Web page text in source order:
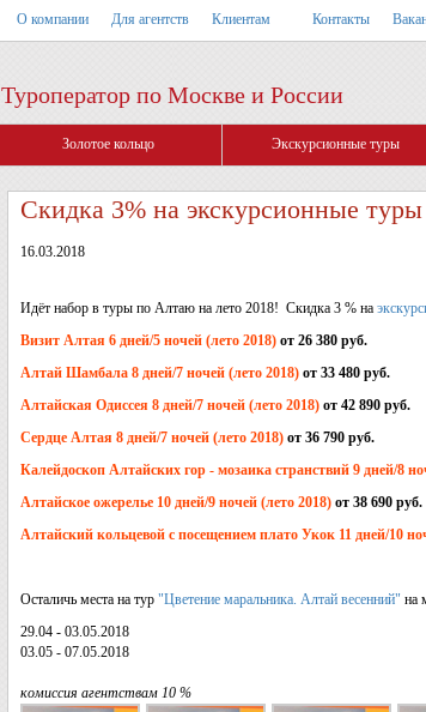
О компании Для агентств Клиентам Контакты
Туроператор по Москве и России
Золотое кольцо Экскурсионные туры
Скидка 3% на экскурсионные
16.03.2018
Идёт набор в туры по Алтаю на лето 2018! Скидка 3 % на
Визит Алтая 6 дней/5 ночей (лето 2018) от 26 380 руб.
Алтай Шамбала 8 дней/7 ночей (лето 2018) от 33 480 руб.
Алтайская Одиссея 8 дней/7 ночей (лето 2018) от 42 890 руб.
Сердце Алтая 8 дней/7 ночей (лето 2018) от 36 790 руб.
Калейдоскоп Алтайских гор - мозаика странствий 9 дней/8
Алтайское ожерелье 10 дней/9 ночей (лето 2018) от 38 690 руб.
Алтайский кольцевой с посещением плато Укок 11 дней/10
Осталичь места на тур "Цветение маральника. Алтай весенний" на
29.04 - 03.05.2018
03.05 - 07.05.2018
комиссия агентствам 10 %